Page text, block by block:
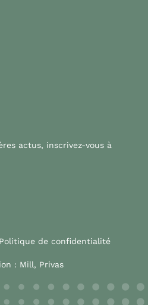
actus, inscrivez-vous à
Politique de confidentialité
: Mill, Privas